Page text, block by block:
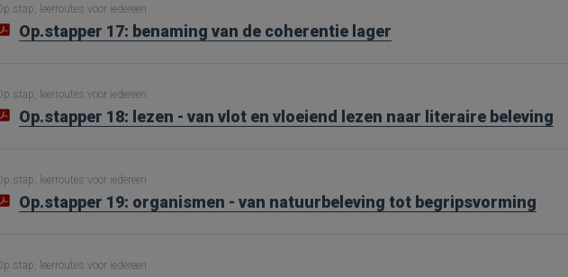
leerroutes voor iedereen
Op.stapper 17: benaming van de coherentie lager
leerroutes voor iedereen
Op.stapper 18: lezen - van vlot en vloeiend lezen naar literaire beleving
leerroutes voor iedereen
Op.stapper 19: organismen - van natuurbeleving tot begripsvorming
leerroutes voor iedereen